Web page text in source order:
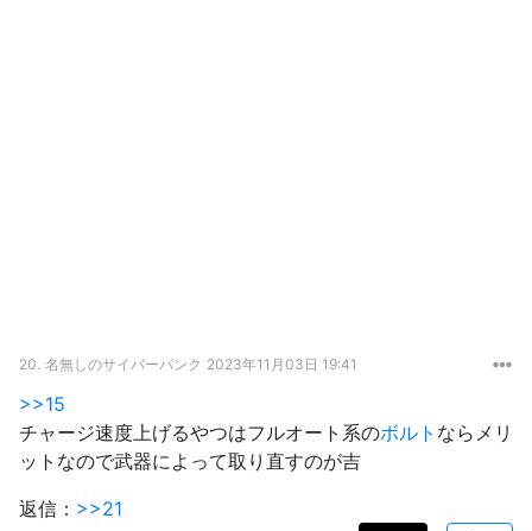
20. 名無しのサイバーパンク 2023年11月03日 19:41
>>15
チャージ速度上げるやつはフルオート系のボルト ならメリ
ットなので武器によって取り直すのが吉
返信： >>21